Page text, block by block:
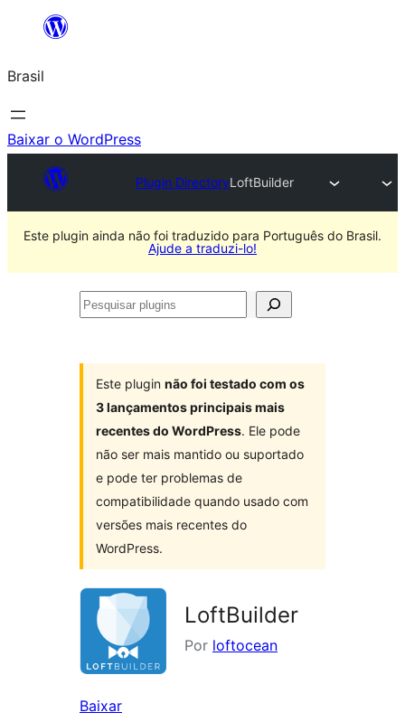
o
conteúdo
Brasil
Baixar o WordPress
Plugin DirectoryLoftBuilder
Este plugin ainda não foi traduzido para Português do Brasil.
Ajude a traduzi-lo!
Pesquisar
Este plugin não foi testado com os
3 lançamentos principais mais
recentes do WordPress. Ele pode
não ser mais mantido ou suportado
e pode ter problemas de
compatibilidade quando usado com
versões mais recentes do
WordPress.
LoftBuilder
Por loftocean
Baixar